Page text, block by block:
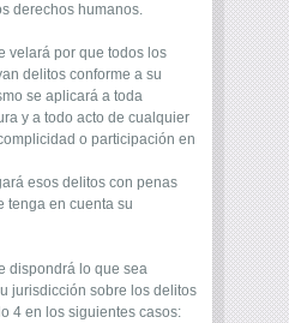
derechos humanos.
velará por que todos los
delitos conforme a su
se aplicará a toda
y a todo acto de cualquier
o participación en
esos delitos con penas
tenga en cuenta su
dispondrá lo que sea
jurisdicción sobre los delitos
4 en los siguientes casos: